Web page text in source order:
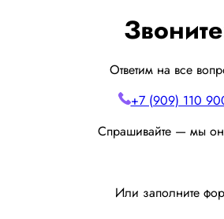
Ответим на все
+7 (909) 110
Спрашивайте — мы
Или заполните